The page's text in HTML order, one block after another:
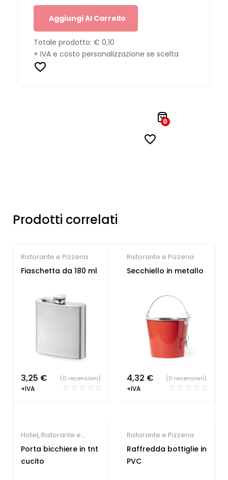
Aggiungi Al Carrello
Totale prodotto: € 0,10
+ IVA e costo personalizzazione se scelta
0
Prodotti correlati
Ristorante e Pizzeria
Fiaschetta da 180 ml
3,25 €
+IVA
(0 recensioni)
Ristorante e Pizzeria
Secchiello in metallo
4,32 €
+IVA
(0 recensioni)
Hotel, Ristorante e
Pizzeria
Porta bicchiere in tnt
cucito
Ristorante e Pizzeria
Raffredda bottiglie in
PVC